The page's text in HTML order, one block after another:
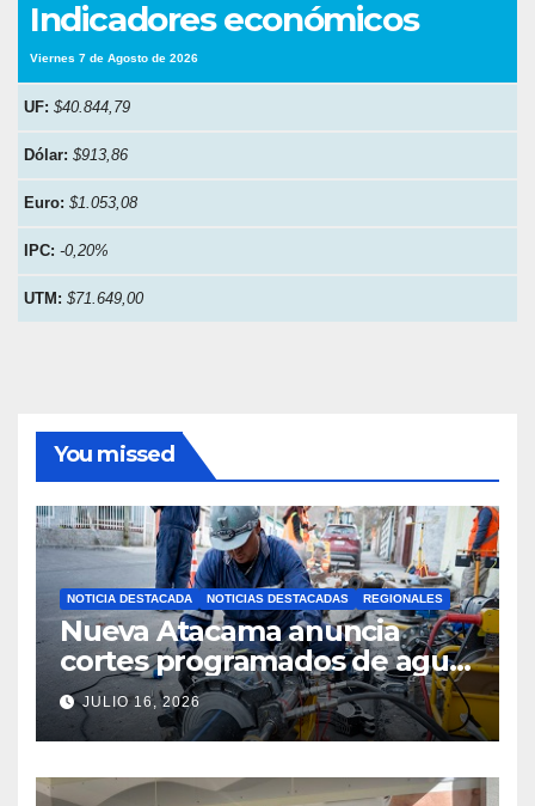
Indicadores económicos
Viernes 7 de Agosto de 2026
UF: $40.844,79
Dólar: $913,86
Euro: $1.053,08
IPC: -0,20%
UTM: $71.649,00
You missed
NOTICIA DESTACADA NOTICIAS DESTACADAS REGIONALES
Nueva Atacama anuncia
cortes programados de agua
potable en Copiapó y
Caldera: revisa fechas,
horarios y sectores
JULIO 16, 2026